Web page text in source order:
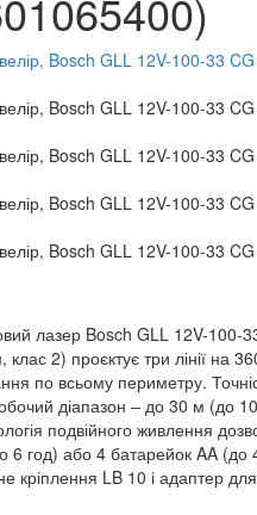
лазер Bosch GLL 12V-100-
2) проєктує три лінії на
по всьому периметру.
діапазон – до 30 м (до
подвійного живлення
6 год) або 4 батарейок AA (до
кріплення LB 10 і адаптер